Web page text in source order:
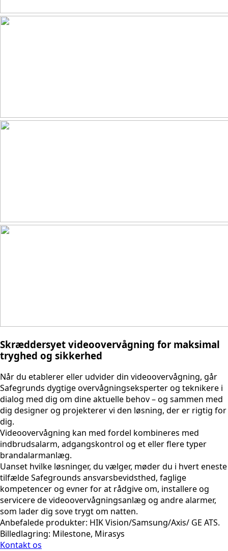
Skræddersyet videoovervågning for maksimal
tryghed og sikkerhed
Når du etablerer eller udvider din videoovervågning, går
Safegrunds dygtige overvågningseksperter og teknikere i
dialog med dig om dine aktuelle behov – og sammen med
dig designer og projekterer vi den løsning, der er rigtig for
dig.
Videoovervågning kan med fordel kombineres med
indbrudsalarm, adgangskontrol og et eller flere typer
brandalarmanlæg.
Uanset hvilke løsninger, du vælger, møder du i hvert eneste
tilfælde Safegrounds ansvarsbevidsthed, faglige
kompetencer og evner for at rådgive om, installere og
servicere de videoovervågningsanlæg og andre alarmer,
som lader dig sove trygt om natten.
Anbefalede produkter: HIK Vision/Samsung/Axis/ GE ATS.
Billedlagring: Milestone, Mirasys
Kontakt os